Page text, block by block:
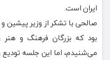
ایران است.
صالحی با تشکر از وزیر پیشین
بود که بزرگان فرهنگ و
می‌شنیدم، اما این جلسه